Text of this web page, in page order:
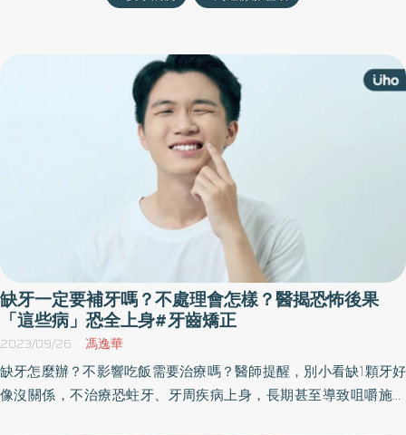
缺牙一定要補牙嗎？不處理會怎樣？醫揭恐怖後果
「這些病」恐全上身#牙齒矯正
2023/09/26 馮逸華
缺牙怎麼辦？不影響吃飯需要治療嗎？醫師提醒，別小看缺1顆牙好
像沒關係，不治療恐蛀牙、牙周疾病上身，長期甚至導致咀嚼施力